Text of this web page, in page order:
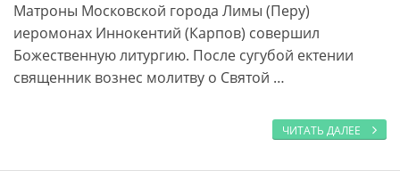
Матроны Московской города Лимы (Перу)
иеромонах Иннокентий (Карпов) совершил
Божественную литургию. После сугубой ектении
священник вознес молитву о Святой …
ЧИТАТЬ ДАЛЕЕ